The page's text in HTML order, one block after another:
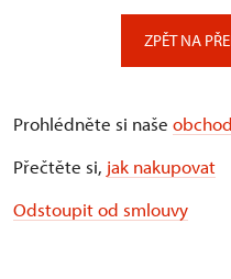
ZPĚT NA
Prohlédněte si naše
Přečtěte si, jak nakupovat
Odstoupit od smlouvy